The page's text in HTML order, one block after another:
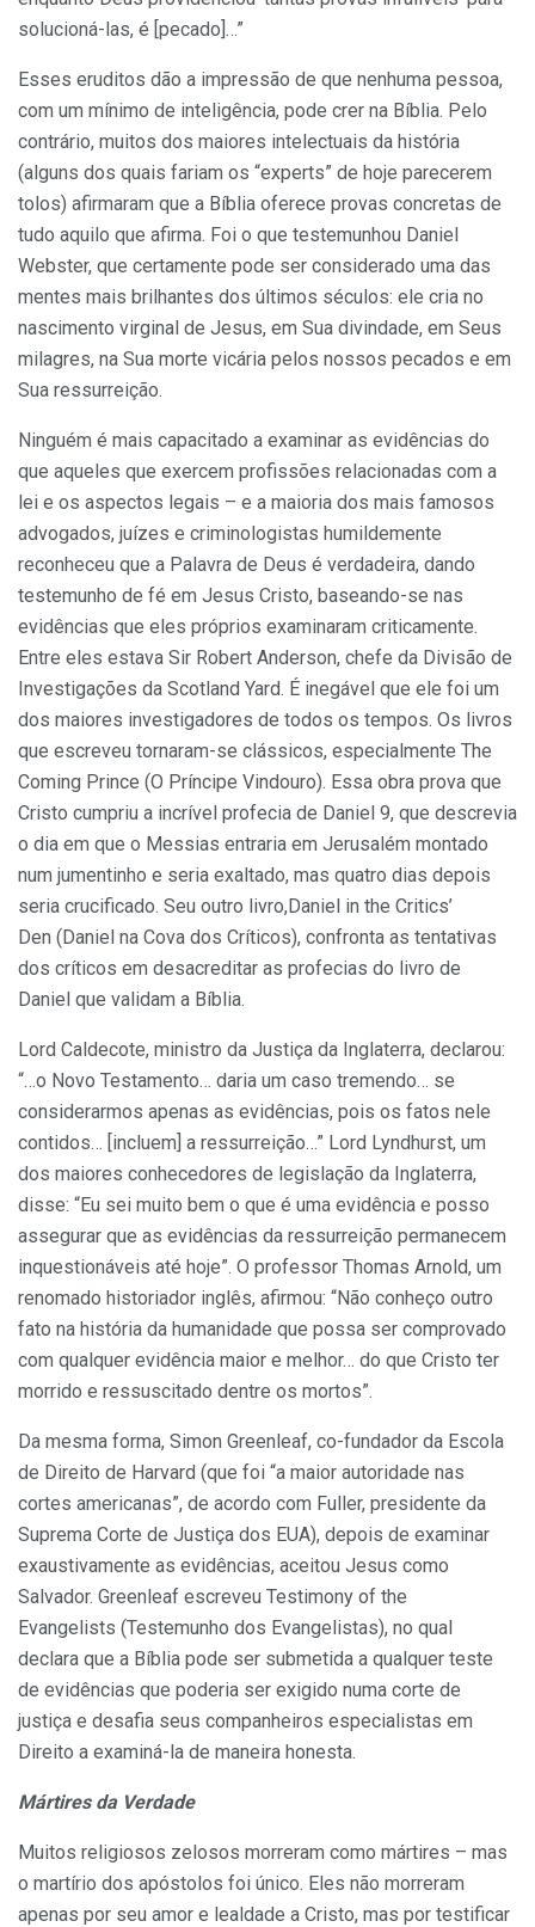
solucioná-las, é [pecado]…”
Esses eruditos dão a impressão de que nenhuma pessoa,
com um mínimo de inteligência, pode crer na Bíblia. Pelo
contrário, muitos dos maiores intelectuais da história
(alguns dos quais fariam os “experts” de hoje parecerem
tolos) afirmaram que a Bíblia oferece provas concretas de
tudo aquilo que afirma. Foi o que testemunhou Daniel
Webster, que certamente pode ser considerado uma das
mentes mais brilhantes dos últimos séculos: ele cria no
nascimento virginal de Jesus, em Sua divindade, em Seus
milagres, na Sua morte vicária pelos nossos pecados e em
Sua ressurreição.
Ninguém é mais capacitado a examinar as evidências do
que aqueles que exercem profissões relacionadas com a
lei e os aspectos legais – e a maioria dos mais famosos
advogados, juízes e criminologistas humildemente
reconheceu que a Palavra de Deus é verdadeira, dando
testemunho de fé em Jesus Cristo, baseando-se nas
evidências que eles próprios examinaram criticamente.
Entre eles estava Sir Robert Anderson, chefe da Divisão de
Investigações da Scotland Yard. É inegável que ele foi um
dos maiores investigadores de todos os tempos. Os livros
que escreveu tornaram-se clássicos, especialmente The
Coming Prince (O Príncipe Vindouro). Essa obra prova que
Cristo cumpriu a incrível profecia de Daniel 9, que descrevia
o dia em que o Messias entraria em Jerusalém montado
num jumentinho e seria exaltado, mas quatro dias depois
seria crucificado. Seu outro livro,Daniel in the Critics’
Den (Daniel na Cova dos Críticos), confronta as tentativas
dos críticos em desacreditar as profecias do livro de
Daniel que validam a Bíblia.
Lord Caldecote, ministro da Justiça da Inglaterra, declarou:
“…o Novo Testamento… daria um caso tremendo… se
considerarmos apenas as evidências, pois os fatos nele
contidos… [incluem] a ressurreição…” Lord Lyndhurst, um
dos maiores conhecedores de legislação da Inglaterra,
disse: “Eu sei muito bem o que é uma evidência e posso
assegurar que as evidências da ressurreição permanecem
inquestionáveis até hoje”. O professor Thomas Arnold, um
renomado historiador inglês, afirmou: “Não conheço outro
fato na história da humanidade que possa ser comprovado
com qualquer evidência maior e melhor… do que Cristo ter
morrido e ressuscitado dentre os mortos”.
Da mesma forma, Simon Greenleaf, co-fundador da Escola
de Direito de Harvard (que foi “a maior autoridade nas
cortes americanas”, de acordo com Fuller, presidente da
Suprema Corte de Justiça dos EUA), depois de examinar
exaustivamente as evidências, aceitou Jesus como
Salvador. Greenleaf escreveu Testimony of the
Evangelists (Testemunho dos Evangelistas), no qual
declara que a Bíblia pode ser submetida a qualquer teste
de evidências que poderia ser exigido numa corte de
justiça e desafia seus companheiros especialistas em
Direito a examiná-la de maneira honesta.
Mártires da Verdade
Muitos religiosos zelosos morreram como mártires – mas
o martírio dos apóstolos foi único. Eles não morreram
apenas por seu amor e lealdade a Cristo, mas por testificar